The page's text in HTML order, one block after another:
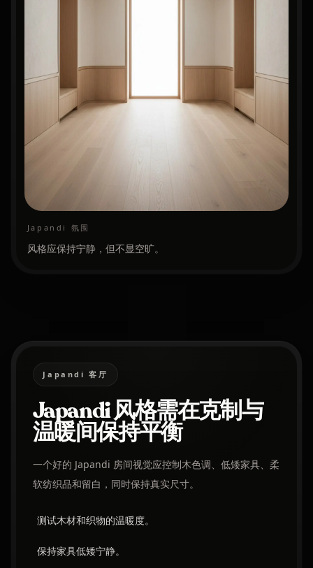
Japandi 氛围
风格应保持宁静，但不显空旷。
Japandi 客厅
Japandi 风格需在克制与
温暖间保持平衡
一个好的 Japandi 房间视觉应控制木色调、低矮家具、柔
软纺织品和留白，同时保持真实尺寸。
测试木材和织物的温暖度。
保持家具低矮宁静。